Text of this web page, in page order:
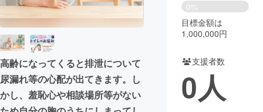
書籍・雑誌
チャレンジ
まちづくり・地域活性化
高齢になってくると排泄について
尿漏れ等の心配が出てきます。し
かし、羞恥心や相談場所等がない
0%
目標金額は
1,000,000円
支援者数
0人